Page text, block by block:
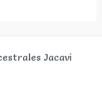
Jacavi